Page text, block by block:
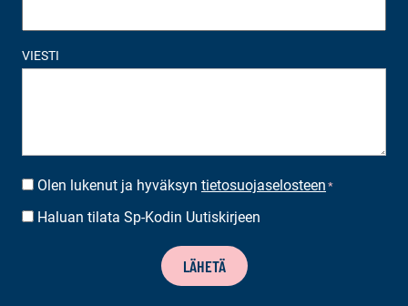
VIESTI
SUOSTUMUS*
Olen lukenut ja hyväksyn tietosuojaselosteen *
UUTISKIRJEEN
Haluan tilata Sp-Kodin Uutiskirjeen
LÄHETÄ